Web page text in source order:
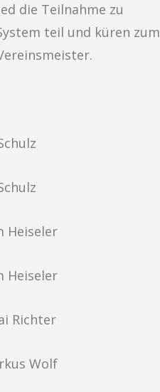
die Teilnahme zu
teil und küren zum
Heiseler
Heiseler
Richter
Wolf